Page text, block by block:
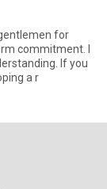
for
If you
a r